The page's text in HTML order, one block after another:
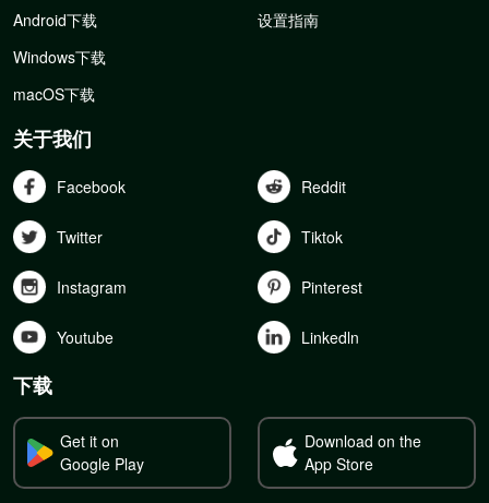
Android下载
Windows下载
macOS下载
设置指南
关于我们
Facebook Reddit
Twitter Tiktok
Instagram Pinterest
Youtube Linkedln
下载
Get it on
Google Play
Download on the
App Store